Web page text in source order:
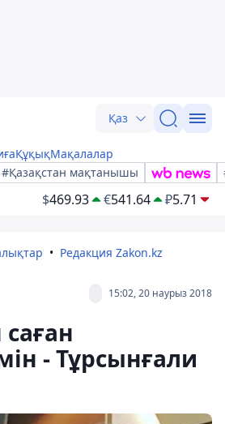
Қаз
ҚұқықМақалалар
#Қазақстан мақтанышы
$469.93 €541.64 ₽5.71
Редакция Zakon.kz
15:02, 20 наурыз 2018
- Тұрсынғали